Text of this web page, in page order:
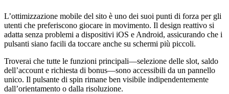
L’ottimizzazione mobile del sito è uno dei suoi punti di forza per gli
utenti che preferiscono giocare in movimento. Il design reattivo si
adatta senza problemi a dispositivi iOS e Android, assicurando che i
pulsanti siano facili da toccare anche su schermi più piccoli.
Troverai che tutte le funzioni principali—selezione delle slot, saldo
dell’account e richiesta di bonus—sono accessibili da un pannello
unico. Il pulsante di spin rimane ben visibile indipendentemente
dall’orientamento o dalla risoluzione.